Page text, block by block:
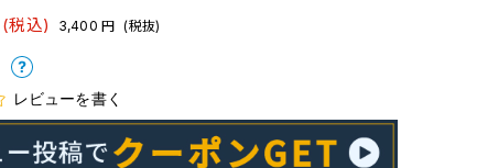
(税込) 3,400 円 (税抜)
レビューを書く